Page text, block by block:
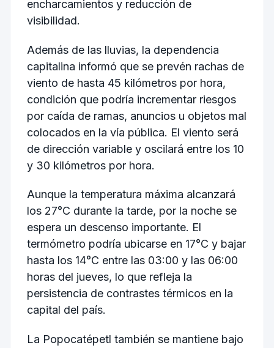
encharcamientos y reducción de
visibilidad.
Además de las lluvias, la dependencia
capitalina informó que se prevén rachas de
viento de hasta 45 kilómetros por hora,
condición que podría incrementar riesgos
por caída de ramas, anuncios u objetos mal
colocados en la vía pública. El viento será
de dirección variable y oscilará entre los 10
y 30 kilómetros por hora.
Aunque la temperatura máxima alcanzará
los 27°C durante la tarde, por la noche se
espera un descenso importante. El
termómetro podría ubicarse en 17°C y bajar
hasta los 14°C entre las 03:00 y las 06:00
horas del jueves, lo que refleja la
persistencia de contrastes térmicos en la
capital del país.
La Popocatépetl también se mantiene bajo